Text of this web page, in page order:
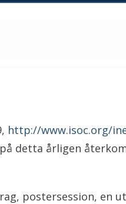
http://www.isoc.org/
detta årligen
postersession,